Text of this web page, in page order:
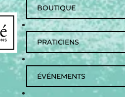
BOUTIQUE
PRATICIENS
ÉVÉNEMENTS